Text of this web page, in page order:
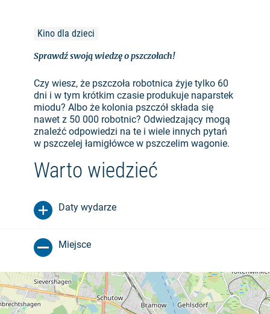
Kino dla dzieci
Sprawdź swoją wiedzę o pszczołach!
Czy wiesz, że pszczoła robotnica żyje tylko 60
dni i w tym krótkim czasie produkuje naparstek
miodu? Albo że kolonia pszczół składa się
nawet z 50 000 robotnic? Odwiedzający mogą
znaleźć odpowiedzi na te i wiele innych pytań
w pszczelej łamigłówce w pszczelim wagonie.
Warto wiedzieć
Daty wydarze
Miejsce